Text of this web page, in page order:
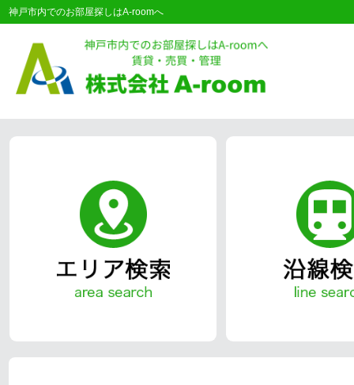
神戸市内でのお部屋探しはA-roomへ